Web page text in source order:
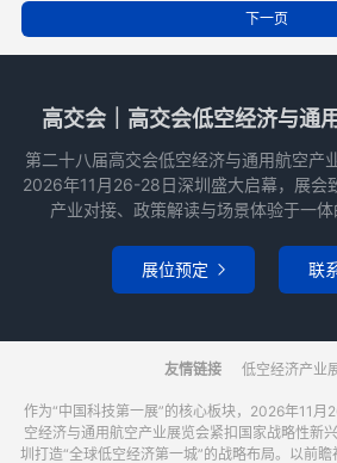
下一页
高交会｜高交会低空经济与通
第二十八届高交会低空经济与通用航空产
2026年11月26-28日深圳盛大启幕，展会
产业对接、政策解读与场景体验于一体
展位预定  联
友情链接 低空经济产业
作为“中国科技第一展”的核心板块，2026年11
空经济与通用航空产业展览会紧扣国家战略性新
圳打造“全球低空经济第一城”的战略布局。以前